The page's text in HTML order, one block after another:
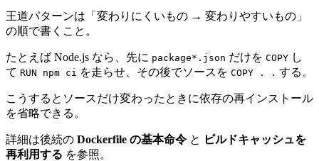
王道パターンは「変わりにくいもの → 変わりやすいもの」
の順で書くこと。
たとえば Node.js なら、先に package*.json だけを COPY し
て RUN npm ci を走らせ、その後でソースを COPY . . する。
こうするとソースだけ変わったときに依存の再インストール
を省略できる。
詳細は後続の Dockerfile の基本命令 と ビルドキャッシュを
再利用する を参照。